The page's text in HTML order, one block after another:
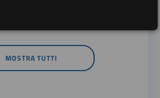
MOSTRA TUTTI